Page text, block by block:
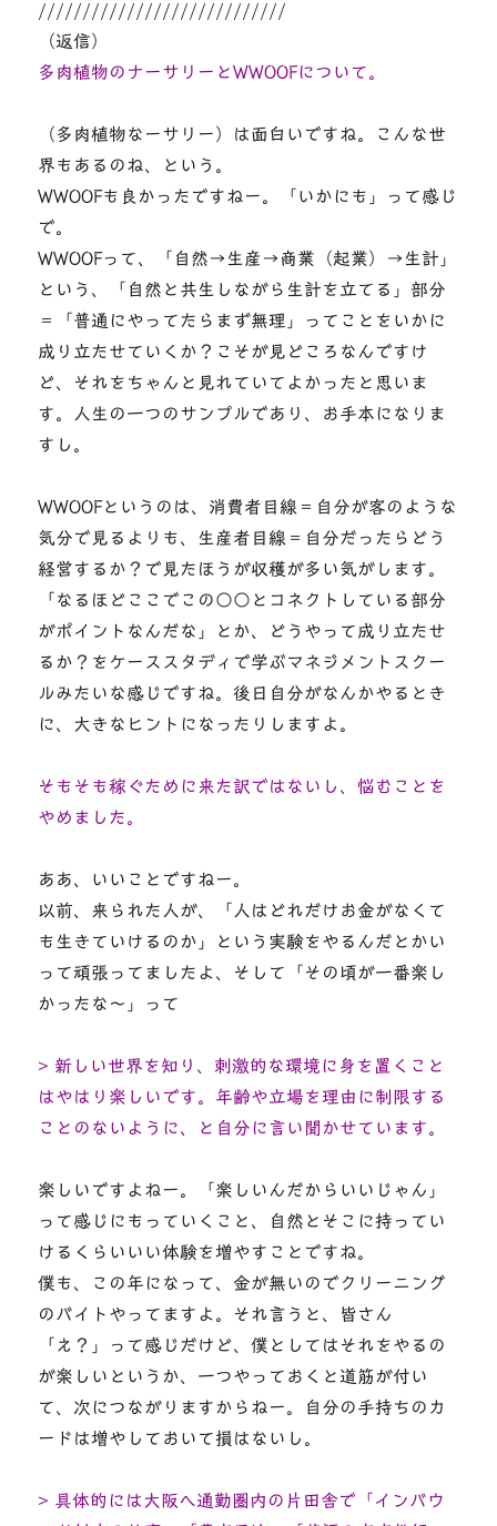
////////////////////////////
（返信）
多肉植物のナーサリーとWWOOFについて。
（多肉植物なーサリー）は面白いですね。こんな世
界もあるのね、という。
WWOOFも良かったですねー。「いかにも」って感じ
で。
WWOOFって、「自然→生産→商業（起業）→生計」
という、「自然と共生しながら生計を立てる」部分
＝「普通にやってたらまず無理」ってことをいかに
成り立たせていくか？こそが見どころなんですけ
ど、それをちゃんと見れていてよかったと思いま
す。人生の一つのサンプルであり、お手本になりま
すし。
WWOOFというのは、消費者目線＝自分が客のような
気分で見るよりも、生産者目線＝自分だったらどう
経営するか？で見たほうが収穫が多い気がします。
「なるほどここでこの○○とコネクトしている部分
がポイントなんだな」とか、どうやって成り立たせ
るか？をケーススタディで学ぶマネジメントスクー
ルみたいな感じですね。後日自分がなんかやるとき
に、大きなヒントになったりしますよ。
そもそも稼ぐために来た訳ではないし、悩むことを
やめました。
ああ、いいことですねー。
以前、来られた人が、「人はどれだけお金がなくて
も生きていけるのか」という実験をやるんだとかい
って頑張ってましたよ、そして「その頃が一番楽し
かったな～」って
> 新しい世界を知り、刺激的な環境に身を置くこと
はやはり楽しいです。年齢や立場を理由に制限する
ことのないように、と自分に言い聞かせています。
楽しいですよねー。「楽しいんだからいいじゃん」
って感じにもっていくこと、自然とそこに持ってい
けるくらいいい体験を増やすことですね。
僕も、この年になって、金が無いのでクリーニング
のバイトやってますよ。それ言うと、皆さん
「え？」って感じだけど、僕としてはそれをやるの
が楽しいというか、一つやっておくと道筋が付い
て、次につながりますからねー。自分の手持ちのカ
ードは増やしておいて損はないし。
> 具体的には大阪へ通勤圏内の片田舎で「インバウ